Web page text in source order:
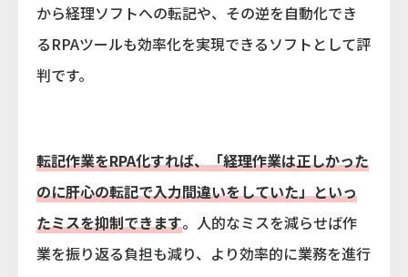
から経理ソフトへの転記や、その逆を自動化でき
るRPAツールも効率化を実現できるソフトとして評
判です。
転記作業をRPA化すれば、「経理作業は正しかった
のに肝心の転記で入力間違いをしていた」といっ
たミスを抑制できます。人的なミスを減らせば作
業を振り返る負担も減り、より効率的に業務を進行